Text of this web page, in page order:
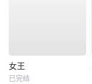
女王
已完结